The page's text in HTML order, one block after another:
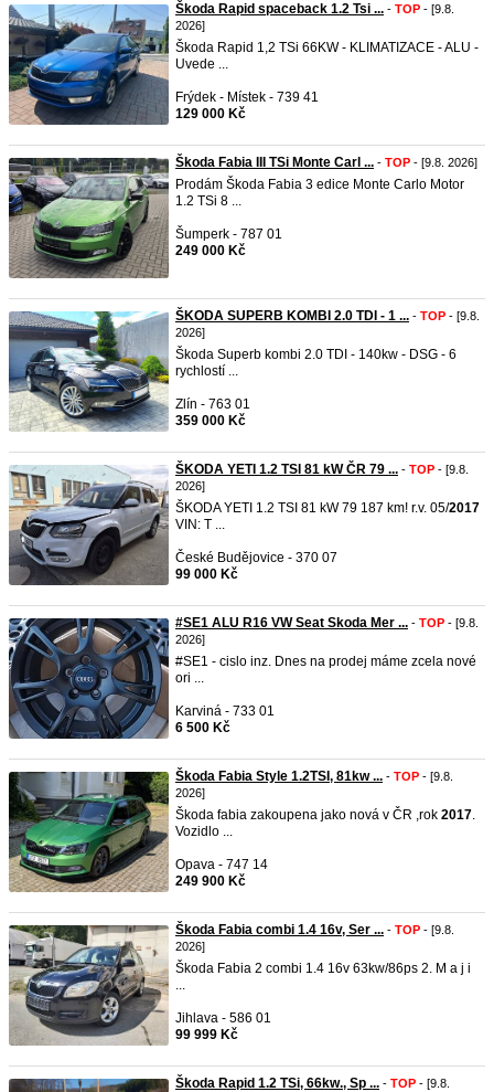
Škoda Rapid spaceback 1.2 Tsi ... - TOP - [9.8.
2026]
Škoda Rapid 1,2 TSi 66KW - KLIMATIZACE - ALU -
Uvede ...
Frýdek - Místek - 739 41
129 000 Kč
Škoda Fabia III TSi Monte Carl ... - TOP - [9.8. 2026]
Prodám Škoda Fabia 3 edice Monte Carlo Motor
1.2 TSi 8 ...
Šumperk - 787 01
249 000 Kč
ŠKODA SUPERB KOMBI 2.0 TDI - 1 ... - TOP - [9.8.
2026]
Škoda Superb kombi 2.0 TDI - 140kw - DSG - 6
rychlostí ...
Zlín - 763 01
359 000 Kč
ŠKODA YETI 1.2 TSI 81 kW ČR 79 ... - TOP - [9.8.
2026]
ŠKODA YETI 1.2 TSI 81 kW 79 187 km! r.v. 05/2017
VIN: T ...
České Budějovice - 370 07
99 000 Kč
#SE1 ALU R16 VW Seat Skoda Mer ... - TOP - [9.8.
2026]
#SE1 - cislo inz. Dnes na prodej máme zcela nové
ori ...
Karviná - 733 01
6 500 Kč
Škoda Fabia Style 1.2TSI, 81kw ... - TOP - [9.8.
2026]
Škoda fabia zakoupena jako nová v ČR ,rok 2017.
Vozidlo ...
Opava - 747 14
249 900 Kč
Škoda Fabia combi 1.4 16v, Ser ... - TOP - [9.8.
2026]
Škoda Fabia 2 combi 1.4 16v 63kw/86ps 2. M a j i
...
Jihlava - 586 01
99 999 Kč
Škoda Rapid 1.2 TSi, 66kw., Sp ... - TOP - [9.8.